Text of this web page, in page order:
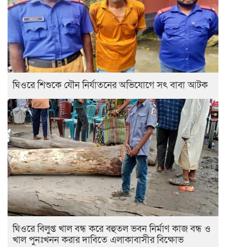
ঘিওরে শিশুকে যৌন নির্যাতনের অভিযোগে সৎ বাবা আটক
ঘিওরে বিলুপ্ত খাল বন্ধ করে বহুতল ভবন নির্মাণ কাজ বন্ধ ও
খাল পুনঃখনন করার দাবিতে এলাকাবাসীর বিক্ষোভ